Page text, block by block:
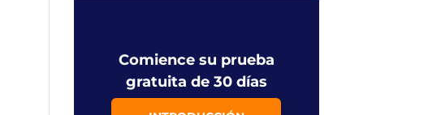
Comience su prueba
gratuita de 30 días